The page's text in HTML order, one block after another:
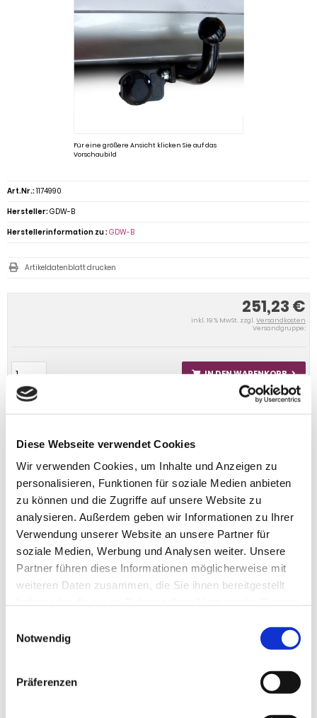
Diese Webseite verwendet Cookies
Wir verwenden Cookies, um Inhalte und Anzeigen zu
personalisieren, Funktionen für soziale Medien anbieten
zu können und die Zugriffe auf unsere Website zu
analysieren. Außerdem geben wir Informationen zu Ihrer
Verwendung unserer Website an unsere Partner für
soziale Medien, Werbung und Analysen weiter. Unsere
Partner führen diese Informationen möglicherweise mit
weiteren Daten zusammen, die Sie ihnen bereitgestellt
Notwendig
Präferenzen
Für eine größere Ansicht klicken Sie auf das
Vorschaubild
251,23 €
inkl. 19 % MwSt. zzgl. Versandkosten
Versandgruppe:
IN DEN WARENKORB
Art.Nr.:1174990
Hersteller:GDW-B
Herstellerinformation zu :GDW-B
Artikeldatenblatt drucken